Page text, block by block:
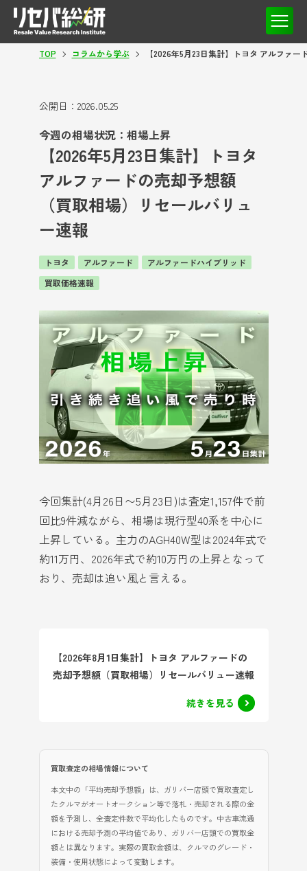
TOP コラムから学ぶ 【2026年5月23日集計】トヨタ アルファ
公開日： 2026.05.25
今週の相場状況：相場上昇
【2026年5月23日集計】トヨタ
アルファードの売却予想額
（買取相場）リセールバリュ
ー速報
トヨタ アルファード
アルファードハイブリッド
買取価格速報
今回集計(4月26日〜5月23日)は査定1,157件で前
回比9件減ながら、相場は現行型40系を中心に
上昇している。主力のAGH40W型は2024年式で
約11万円、2026年式で約10万円の上昇となって
おり、売却は追い風と言える。
【2026年8月1日集計】トヨタ アルファードの
売却予想額（買取相場）リセールバリュー速報
続きを見る
買取査定の相場情報について
本文中の「平均売却予想額」は、ガリバー店頭で買取査定し
たクルマがオートオークション等で落札・売却される際の金
額を予測し、全査定件数で平均化したものです。中古車流通
における売却予測の平均値であり、ガリバー店頭での買取金
額とは異なります。実際の買取金額は、クルマのグレード・
装備・使用状態によって変動します。